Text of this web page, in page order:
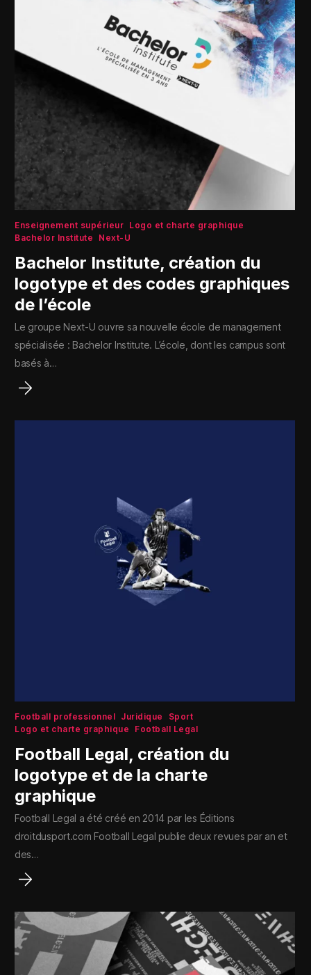
Enseignement supérieur Logo et charte graphique
Bachelor Institute
Next-U
Bachelor Institute, création du
logotype et des codes graphiques
de l’école
Le groupe Next-U ouvre sa nouvelle école de management
spécialisée : Bachelor Institute. L’école, dont les campus sont
basés à…
Football professionnel Juridique
Sport
Logo et charte graphique
Football Legal
Football Legal, création du
logotype et de la charte
graphique
Football Legal a été créé en 2014 par les Éditions
droitdusport.com Football Legal publie deux revues par an et
des…